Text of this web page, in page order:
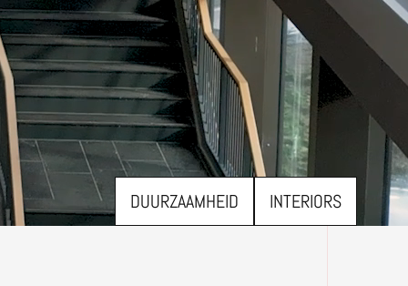
DUURZAAMHEID INTERIORS